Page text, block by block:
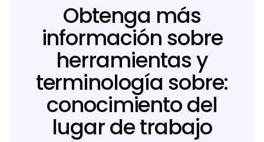
Obtenga más
información sobre
herramientas y
terminología sobre:
conocimiento del
lugar de trabajo